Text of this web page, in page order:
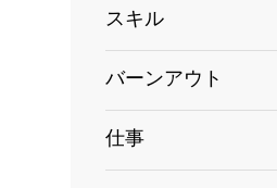
スキル
バーンアウト
仕事